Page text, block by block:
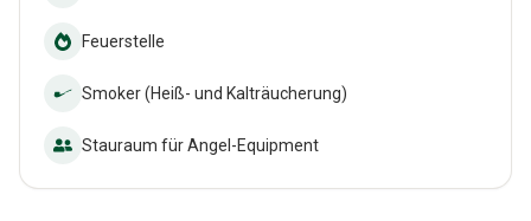
Feuerstelle
Smoker (Heiß- und Kalträucherung)
Stauraum für Angel-Equipment